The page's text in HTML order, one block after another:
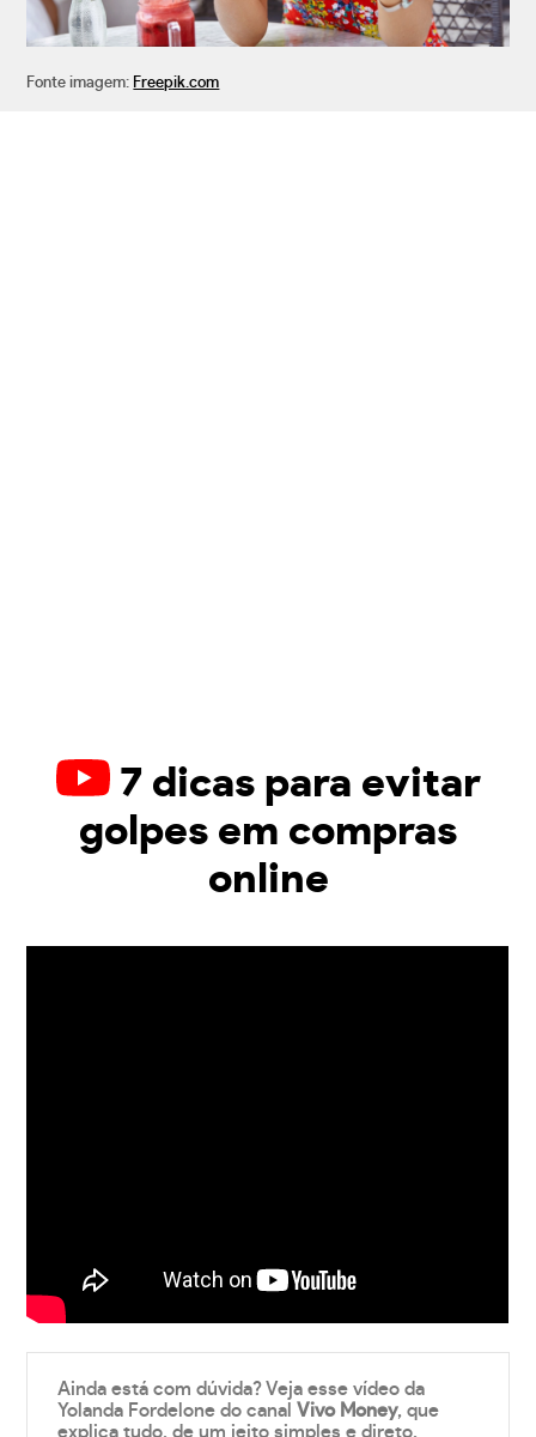
Fonte imagem: Freepik.com
7 dicas para evitar
golpes em compras
online
Ainda está com dúvida? Veja esse vídeo da
Yolanda Fordelone do canalVivo Money, que
explica tudo, de um jeito simples e direto.